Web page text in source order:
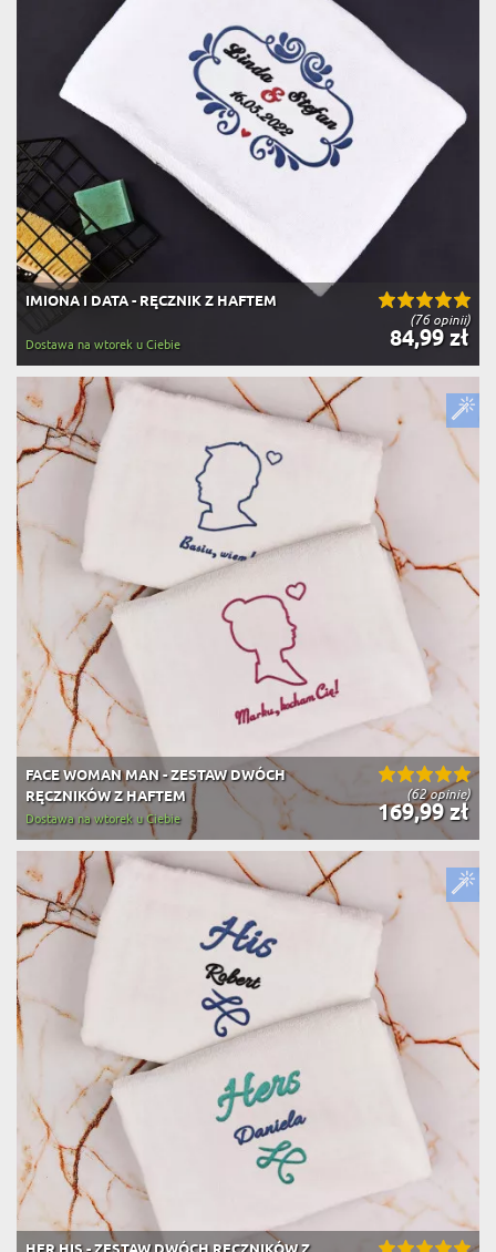
(76 opinii)
IMIONA I DATA - RĘCZNIK Z HAFTEM
84,99 zł
Dostawa na wtorek u Ciebie
(62 opinie)
FACE WOMAN MAN - ZESTAW DWÓCH
RĘCZNIKÓW Z HAFTEM
169,99 zł
Dostawa na wtorek u Ciebie